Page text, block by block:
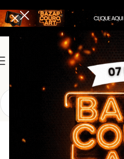
Promoção
Coturno Nobuck